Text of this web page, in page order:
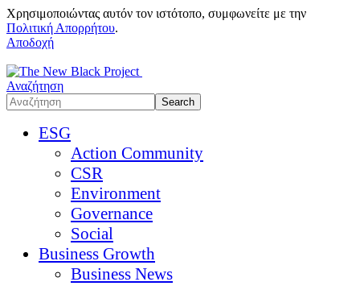
Χρησιμοποιώντας αυτόν τον ιστότοπο, συμφωνείτε με την
Πολιτική Απορρήτου.
Αποδοχή
Αναζήτηση
ESG
Action Community
CSR
Environment
Governance
Social
Business Growth
Business News